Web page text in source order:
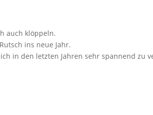
auch klöppeln.
ins neue Jahr.
in den letzten Jahren sehr spannend zu